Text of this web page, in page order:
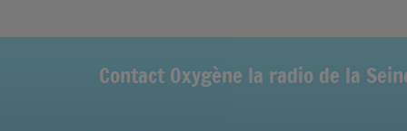
Contact Oxygène la radio de la